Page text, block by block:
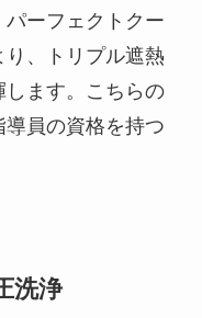
ーフェクトクー
、トリプル遮熱
ます。こちらの
員の資格を持つ
洗浄